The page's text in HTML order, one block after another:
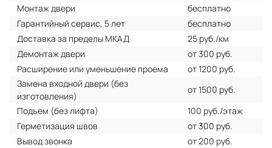
Монтаж двери
бесплатно
Гарантийный сервис, 5 лет
бесплатно
Доставка за пределы МКАД
25 руб./км
Демонтаж двери
от 300 руб.
Расширение или уменьшение проема
от 1200 руб.
Замена входной двери (без
изготовления)
от 1500 руб.
Подъем (без лифта)
100 руб./этаж
Герметизация швов
от 300 руб.
Вывод звонка
от 200 руб.